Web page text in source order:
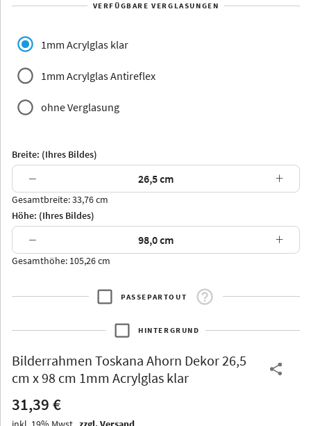
Jersey Dauphine
Arran Luzern
Thurgau
VERFÜGBARE VERGLASUNGEN
1mm Acrylglas klar
1mm Acrylglas Antireflex
ohne Verglasung
Breite: (Ihres Bildes)
− +
Gesamtbreite: 33,76 cm
Höhe: (Ihres Bildes)
− +
Gesamthöhe: 105,26 cm
PASSEPARTOUT
HINTERGRUND
Bilderrahmen Toskana Ahorn Dekor 26,5
cm x 98 cm 1mm Acrylglas klar
31,39 €